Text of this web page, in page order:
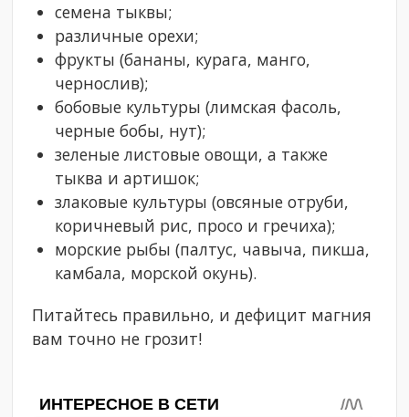
семена тыквы;
различные орехи;
фрукты (бананы, курага, манго,
чернослив);
бобовые культуры (лимская фасоль,
черные бобы, нут);
зеленые листовые овощи, а также
тыква и артишок;
злаковые культуры (овсяные отруби,
коричневый рис, просо и гречиха);
морские рыбы (палтус, чавыча, пикша,
камбала, морской окунь).
Питайтесь правильно, и дефицит магния
вам точно не грозит!